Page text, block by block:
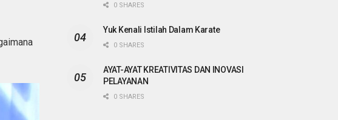
0 SHARES
Yuk Kenali Istilah Dalam Karate
0 SHARES
AYAT-AYAT KREATIVITAS DAN INOVASI
PELAYANAN
0 SHARES